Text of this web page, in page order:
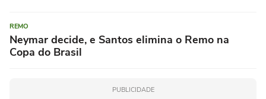
REMO
Neymar decide, e Santos elimina o Remo na
Copa do Brasil
PUBLICIDADE